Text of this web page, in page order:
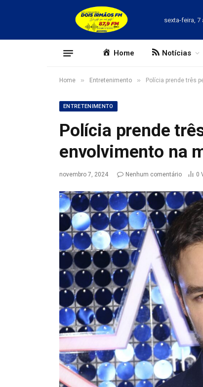
sexta-feira, 7
Home Notícias
Home » Entretenimento » Polícia prende três
ENTRETENIMENTO
Polícia prende
envolvimento na
novembro 7, 2024 Nenhum comentário 0